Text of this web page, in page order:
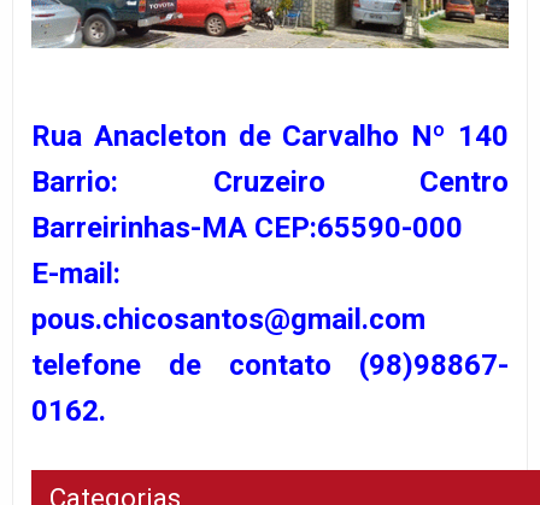
Rua Anacleton de Carvalho Nº 140
Barrio: Cruzeiro Centro
Barreirinhas-MA CEP:65590-000
E-mail:
pous.chicosantos@gmail.com
telefone de contato (98)98867-
0162.
Categorias